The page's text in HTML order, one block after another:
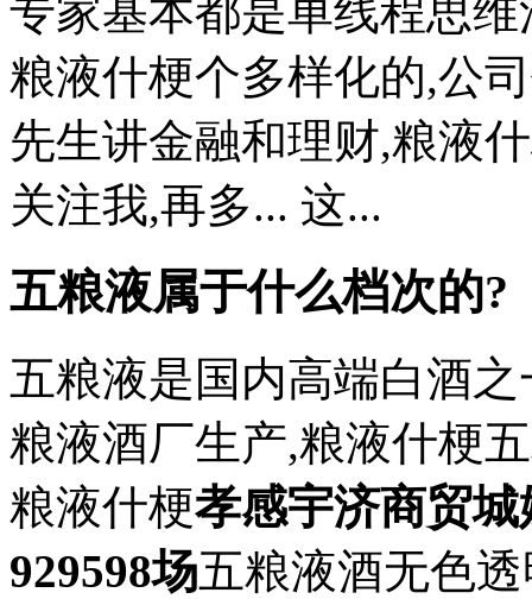
专家基本都是单线程思
粮液什梗个多样化的,公
先生讲金融和理财,粮液
关注我,再多... 这...
五粮液属于什么档次的?
五粮液是国内高端白酒
粮液酒厂生产,粮液什梗
粮液什梗孝感宇济商贸
929598场五粮液酒无色